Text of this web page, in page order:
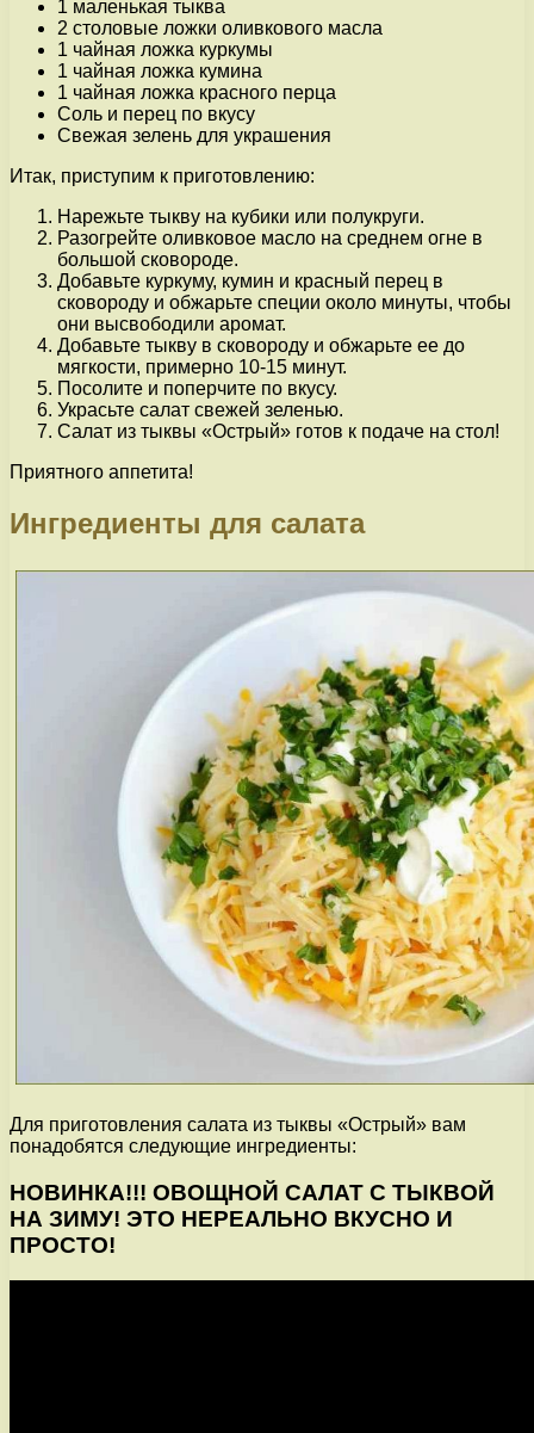
1 маленькая тыква
2 столовые ложки оливкового масла
1 чайная ложка куркумы
1 чайная ложка кумина
1 чайная ложка красного перца
Соль и перец по вкусу
Свежая зелень для украшения
Итак, приступим к приготовлению:
Нарежьте тыкву на кубики или полукруги.
Разогрейте оливковое масло на среднем огне в
большой сковороде.
Добавьте куркуму, кумин и красный перец в
сковороду и обжарьте специи около минуты, чтобы
они высвободили аромат.
Добавьте тыкву в сковороду и обжарьте ее до
мягкости, примерно 10-15 минут.
Посолите и поперчите по вкусу.
Украсьте салат свежей зеленью.
Салат из тыквы «Острый» готов к подаче на стол!
Приятного аппетита!
Ингредиенты для салата
Для приготовления салата из тыквы «Острый» вам
понадобятся следующие ингредиенты:
НОВИНКА!!! ОВОЩНОЙ САЛАТ С ТЫКВОЙ
НА ЗИМУ! ЭТО НЕРЕАЛЬНО ВКУСНО И
ПРОСТО!